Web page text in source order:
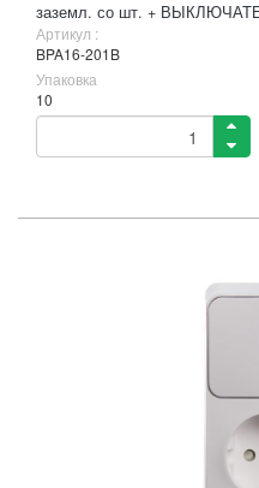
заземл. со шт. +
Артикул :
BPA16-201B
Упаковка
10